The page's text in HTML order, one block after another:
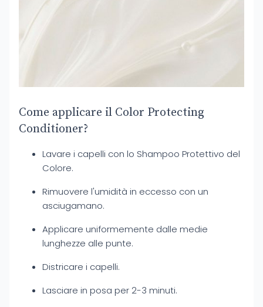
Come applicare il Color Protecting
Conditioner?
Lavare i capelli con lo Shampoo Protettivo del
Colore.
Rimuovere l'umidità in eccesso con un
asciugamano.
Applicare uniformemente dalle medie
lunghezze alle punte.
Districare i capelli.
Lasciare in posa per 2-3 minuti.